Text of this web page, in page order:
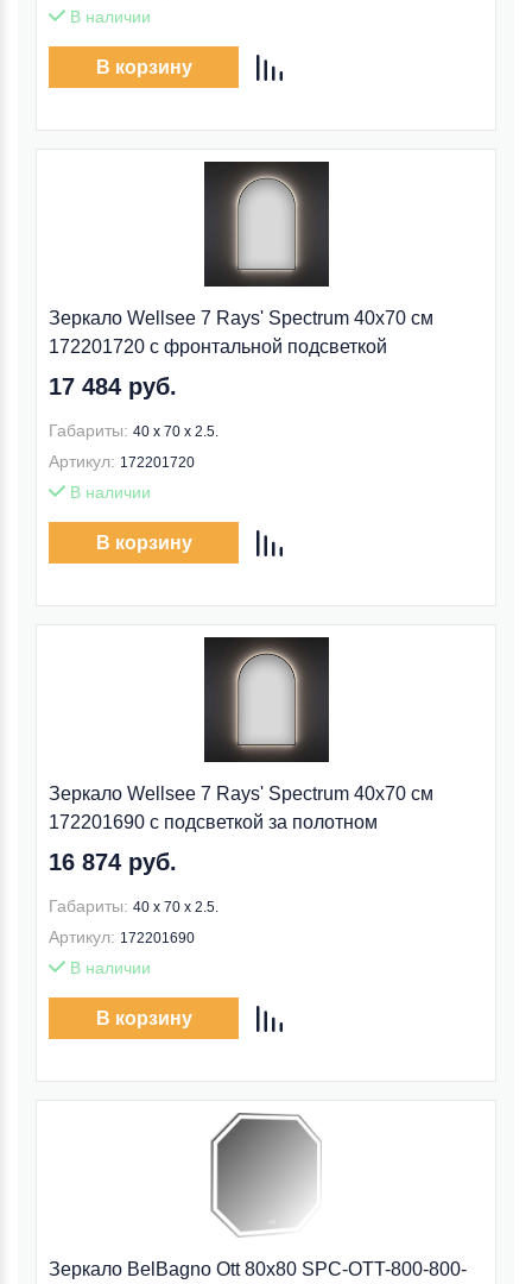
В наличии
В корзину
Зеркало Wellsee 7 Rays' Spectrum 40x70 см
172201720 c фронтальной подсветкой
17 484 руб.
Габариты: 40 x 70 x 2.5.
Артикул: 172201720
В наличии
В корзину
Зеркало Wellsee 7 Rays' Spectrum 40x70 см
172201690 c подсветкой за полотном
16 874 руб.
Габариты: 40 x 70 x 2.5.
Артикул: 172201690
В наличии
В корзину
Зеркало BelBagno Ott 80x80 SPC-OTT-800-800-